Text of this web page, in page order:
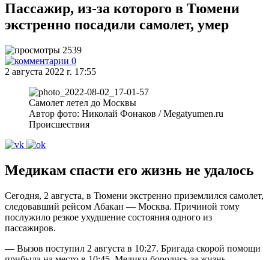
Пассажир, из-за которого в Тюмени
экстренно посадили самолет, умер
2539
0
2 августа 2022 г. 17:55
Самолет летел до Москвы
Автор фото: Николай Фонаков / Megatyumen.ru
Происшествия
Медикам спасти его жизнь не удалось
Сегодня, 2 августа, в Тюмени экстренно приземлился самолет,
следовавший рейсом Абакан — Москва. Причиной тому
послужило резкое ухудшение состояния одного из
пассажиров.
— Вызов поступил 2 августа в 10:27. Бригада скорой помощи